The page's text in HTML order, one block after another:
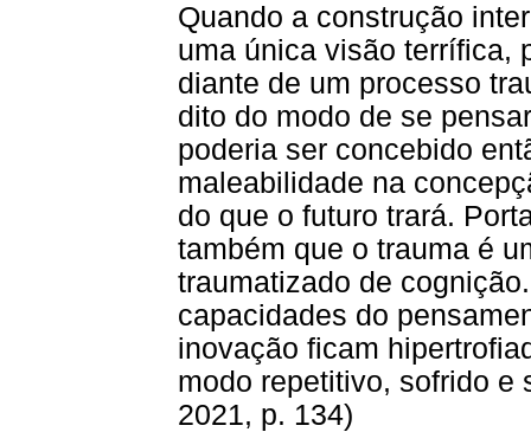
Quando a construção
uma única visão terrífica,
diante de um processo
dito do modo de se
poderia ser concebido
maleabilidade na
do que o futuro trará.
também que o trauma é
traumatizado de
capacidades do
inovação ficam
modo repetitivo, sofrido e
2021, p. 134)